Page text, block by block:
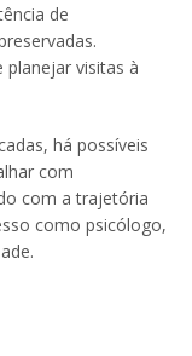
de
planejar visitas à
há possíveis
com
com a trajetória
como psicólogo,